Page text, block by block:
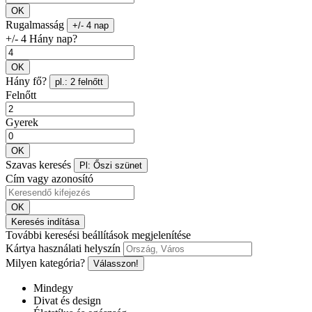
OK
Rugalmasság +/- 4 nap
+/- 4 Hány nap?
OK
Hány fő? pl.: 2 felnőtt
Felnőtt
Gyerek
OK
Szavas keresés Pl: Őszi szünet
Cím vagy azonosító
OK
Keresés indítása
További keresési beállítások megjelenítése
Kártya használati helyszín
Milyen kategória?
Válasszon!
Mindegy
Divat és design